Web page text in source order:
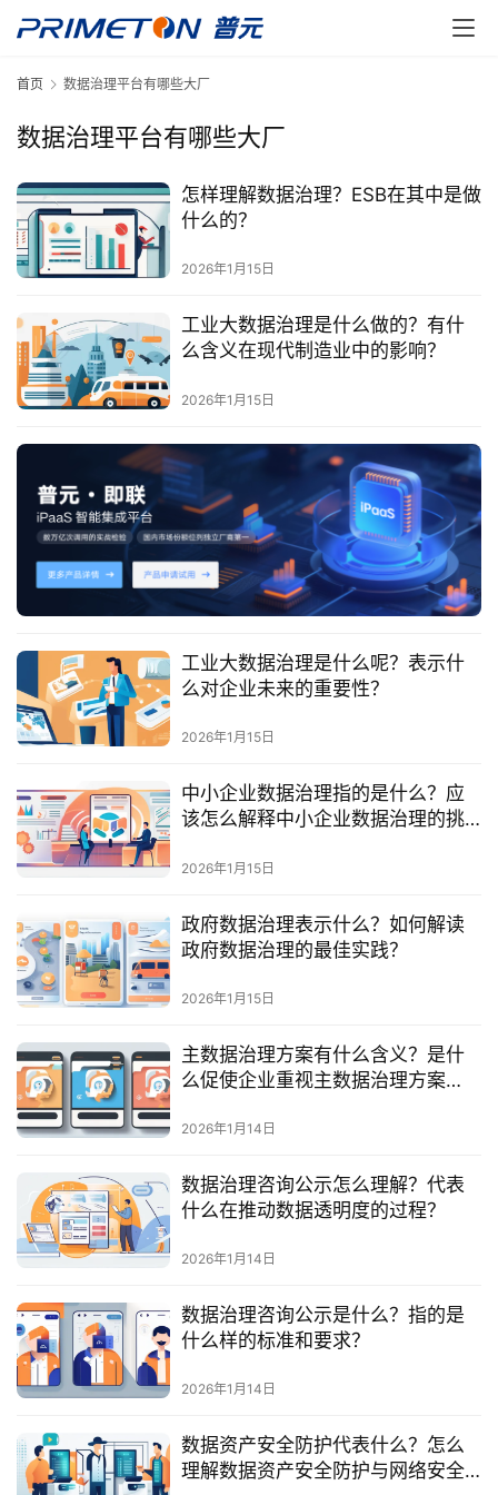
最
新
活
动
产
解
决
方
生
态
合
作
服
与
支
持
解
普
元
联
系
我
们
首页 数据治理平台有哪些大厂
数据治理平台有哪些大厂
怎样理解数据治理？ESB在其中是做
什么的？
2026年1月15日
工业大数据治理是什么做的？有什
么含义在现代制造业中的影响？
2026年1月15日
工业大数据治理是什么呢？表示什
么对企业未来的重要性？
2026年1月15日
中小企业数据治理指的是什么？应
该怎么解释中小企业数据治理的挑
2026年1月15日
政府数据治理表示什么？如何解读
政府数据治理的最佳实践？
2026年1月15日
主数据治理方案有什么含义？是什
么促使企业重视主数据治理方案
2026年1月14日
数据治理咨询公示怎么理解？代表
什么在推动数据透明度的过程？
2026年1月14日
数据治理咨询公示是什么？指的是
什么样的标准和要求？
2026年1月14日
数据资产安全防护代表什么？怎么
理解数据资产安全防护与网络安全